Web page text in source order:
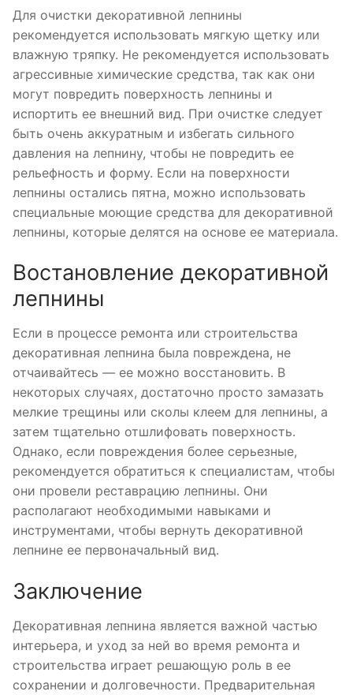
Для очистки декоративной лепнины
рекомендуется использовать мягкую щетку или
влажную тряпку. Не рекомендуется использовать
агрессивные химические средства, так как они
могут повредить поверхность лепнины и
испортить ее внешний вид. При очистке следует
быть очень аккуратным и избегать сильного
давления на лепнину, чтобы не повредить ее
рельефность и форму. Если на поверхности
лепнины остались пятна, можно использовать
специальные моющие средства для декоративной
лепнины, которые делятся на основе ее материала.
Востановление декоративной
лепнины
Если в процессе ремонта или строительства
декоративная лепнина была повреждена, не
отчаивайтесь — ее можно восстановить. В
некоторых случаях, достаточно просто замазать
мелкие трещины или сколы клеем для лепнины, а
затем тщательно отшлифовать поверхность.
Однако, если повреждения более серьезные,
рекомендуется обратиться к специалистам, чтобы
они провели реставрацию лепнины. Они
располагают необходимыми навыками и
инструментами, чтобы вернуть декоративной
лепнине ее первоначальный вид.
Заключение
Декоративная лепнина является важной частью
интерьера, и уход за ней во время ремонта и
строительства играет решающую роль в ее
сохранении и долговечности. Предварительная